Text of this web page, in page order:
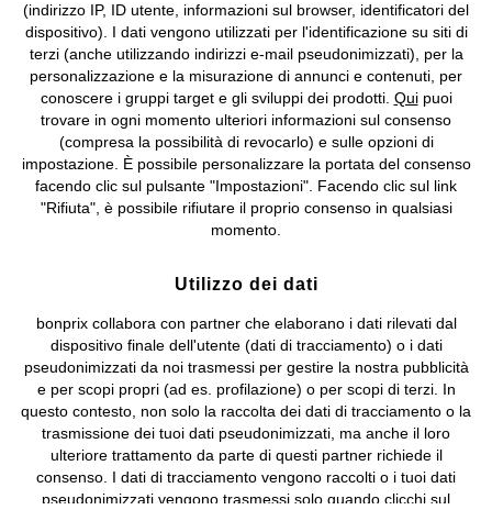
© 2026 bonprix.Tutti i diritti riservati.
bonprix S.r.l. con socio unico, sede legale: via Adua 33 - 13855
Valdengo (BI) C.F. 01510910027 - P.I. 01939830020, Reg. Imprese di
Biella n. 01510910027, R.E.A. BI - 171345, N. Reg. Pile:
IT09060P00000858, N. Reg. AEE: IT08020000002105 Capitale
Sociale: euro 1.000.000 i.v, Società soggetta all'attività di direzione
e coordinamento di bonprix Beteiligungs -Verwaltungsgesellschaft
mbH.
(indirizzo IP, ID utente, informazioni sul browser, identificatori del
dispositivo). I dati vengono utilizzati per l'identificazione su siti di
terzi (anche utilizzando indirizzi e-mail pseudonimizzati), per la
personalizzazione e la misurazione di annunci e contenuti, per
conoscere i gruppi target e gli sviluppi dei prodotti. Quipuoi
trovare in ogni momento ulteriori informazioni sul consenso
(compresa la possibilità di revocarlo) e sulle opzioni di
impostazione. È possibile personalizzare la portata del consenso
facendo clic sul pulsante "Impostazioni". Facendo clic sul link
"Rifiuta", è possibile rifiutare il proprio consenso in qualsiasi
momento.
Utilizzo dei dati
bonprix collabora con partner che elaborano i dati rilevati dal
dispositivo finale dell'utente (dati di tracciamento) o i dati
pseudonimizzati da noi trasmessi per gestire la nostra pubblicità
e per scopi propri (ad es. profilazione) o per scopi di terzi. In
questo contesto, non solo la raccolta dei dati di tracciamento o la
trasmissione dei tuoi dati pseudonimizzati, ma anche il loro
ulteriore trattamento da parte di questi partner richiede il
consenso. I dati di tracciamento vengono raccolti o i tuoi dati
pseudonimizzati vengono trasmessi solo quando clicchi sul